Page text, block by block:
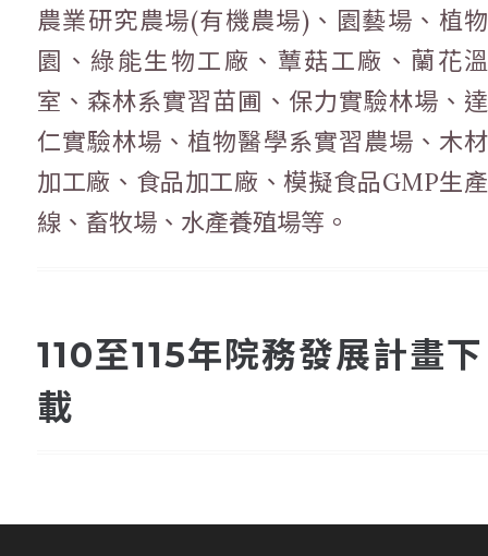
農業研究農場(有機農場)、園藝場、植物
園、綠能生物工廠、蕈菇工廠、蘭花溫
室、森林系實習苗圃、保力實驗林場、達
仁實驗林場、植物醫學系實習農場、木材
加工廠、食品加工廠、模擬食品GMP生產
線、畜牧場、水產養殖場等。
110至115年院務發展計畫下
載